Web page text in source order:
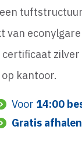
van
kantoor.
Voor 14:00
Gratis afhalen